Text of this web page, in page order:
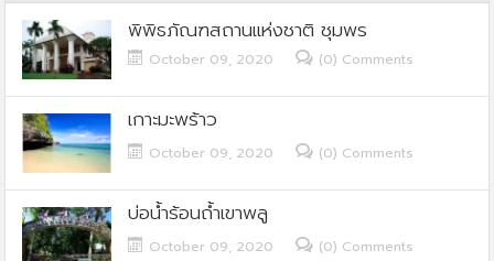
พิพิธภัณฑสถานแห่งชาติ ชุมพร
October 09, 2020 (0) Comments
เกาะมะพร้าว
October 09, 2020 (0) Comments
บ่อน้ำร้อนถ้ำเขาพลู
October 09, 2020 (0) Comments